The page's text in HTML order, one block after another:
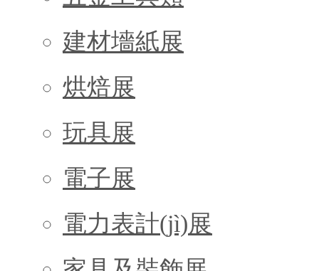
建材墻紙展
烘焙展
玩具展
電子展
電力表計(jì)展